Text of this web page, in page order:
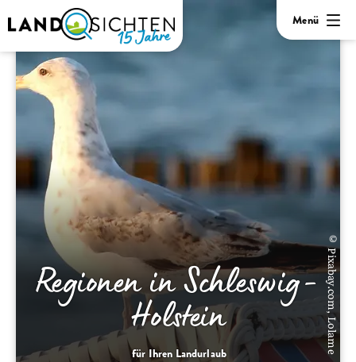
Menü
© Pixabay.com, Lolame
Regionen in Schleswig-
Holstein
für Ihren Landurlaub